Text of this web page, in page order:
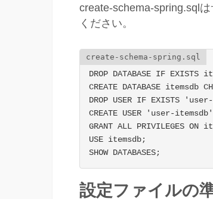
create-schema-spring.sql
ください。
DROP DATABASE IF EXISTS
CREATE DATABASE itemsdb
DROP USER IF EXISTS
CREATE USER 'user-
GRANT ALL PRIVILEGES
USE itemsdb;
SHOW DATABASES;
設定ファイルの